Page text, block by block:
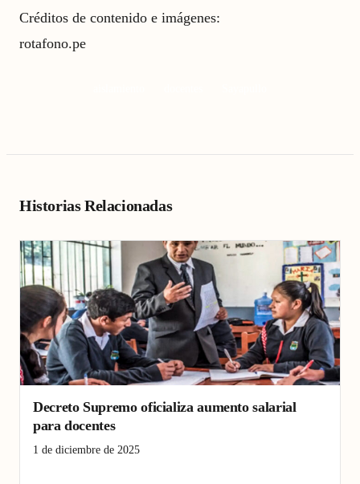
Créditos de contenido e imágenes:
rotafono.pe
Historias Relacionadas
Decreto Supremo oficializa aumento salarial
para docentes
1 de diciembre de 2025